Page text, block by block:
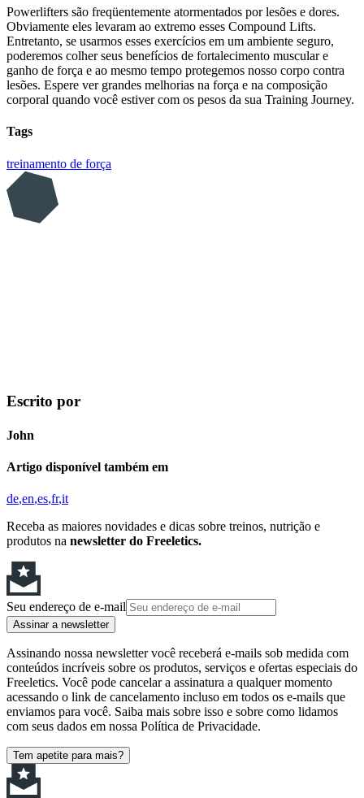
Powerlifters são freqüentemente atormentados por lesões e dores.
Obviamente eles levaram ao extremo esses Compound Lifts.
Entretanto, se usarmos esses exercícios em um ambiente seguro,
poderemos colher seus benefícios de fortalecimento muscular e
ganho de força e ao mesmo tempo protegemos nosso corpo contra
lesões. Espere ver grandes melhorias na força e na composição
corporal quando você estiver com os pesos da sua Training Journey.
Tags
treinamento de força
Escrito por
John
Artigo disponível também em
de en es fr it
Receba as maiores novidades e dicas sobre treinos, nutrição e
produtos na newsletter do Freeletics.
Seu endereço de e-mail
Assinar a newsletter
Assinando nossa newsletter você receberá e-mails sob medida com
conteúdos incríveis sobre os produtos, serviços e ofertas especiais do
Freeletics. Você pode cancelar a assinatura a qualquer momento
acessando o link de cancelamento incluso em todos os e-mails que
enviamos para você. Saiba mais sobre isso e sobre como lidamos
com seus dados em nossa Política de Privacidade.
Tem apetite para mais?